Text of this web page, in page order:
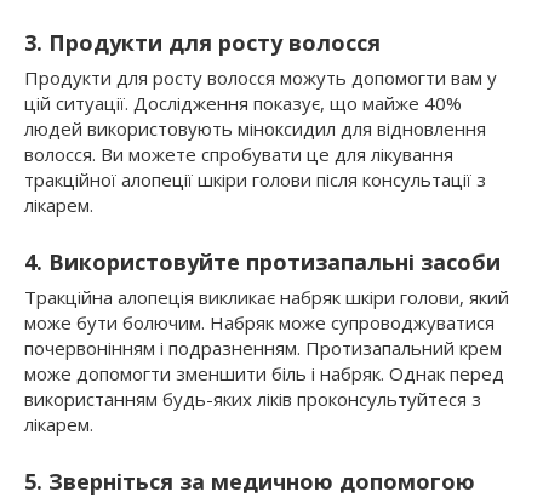
3. Продукти для росту волосся
Продукти для росту волосся можуть допомогти вам у
цій ситуації. Дослідження показує, що майже 40%
людей використовують міноксидил для відновлення
волосся. Ви можете спробувати це для лікування
тракційної алопеції шкіри голови після консультації з
лікарем.
4. Використовуйте протизапальні засоби
Тракційна алопеція викликає набряк шкіри голови, який
може бути болючим. Набряк може супроводжуватися
почервонінням і подразненням. Протизапальний крем
може допомогти зменшити біль і набряк. Однак перед
використанням будь-яких ліків проконсультуйтеся з
лікарем.
5. Зверніться за медичною допомогою